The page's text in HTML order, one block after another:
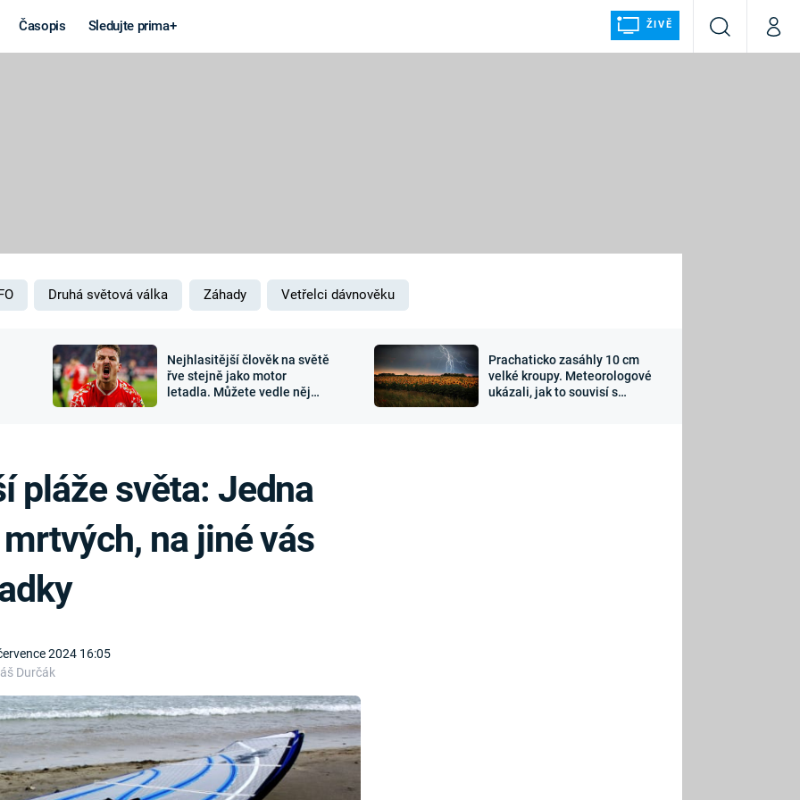
Časopis Sledujte prima+ ŽIVĚ
VyhledáváníMůj
MARS
Záhady a
konspirace
UTAJENÉ PŘÍBĚHY
ALTERNATIVNÍ
HISTORIE
Zajímavosti
FILMY VERSUS
Sledujte nás
Druhá světová válka Záhady Vetřelci dávnověku
Nejhlasitější člověk na světě
řve stejně jako motor
letadla. Můžete vedle něj
Prachaticko zasáhly 10 cm
velké kroupy. Meteorologové
ukázali, jak to souvisí s
2024 16:05
Durčák
pláže světa: Jedna
na jiné vás